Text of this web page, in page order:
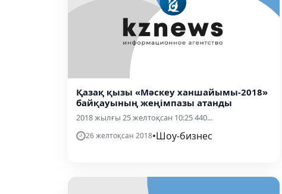
Қазақ қызы «Мәскеу ханшайымы-2018»
байқауының жеңімпазы атанды
2018 жылғы 25 желтоқсан 10:25 440...
26 желтоқсан 2018•Шоу-бизнес